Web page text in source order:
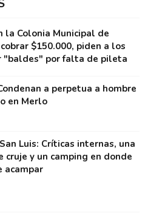
la Colonia Municipal de
$150.000, piden a los
"baldes" por falta de pileta
a perpetua a hombre
en Merlo
Luis: Críticas internas, una
cruje y un camping en donde
acampar